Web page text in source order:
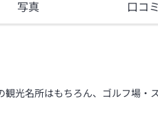
写真 口コミ
観光名所はもちろん、ゴルフ場・